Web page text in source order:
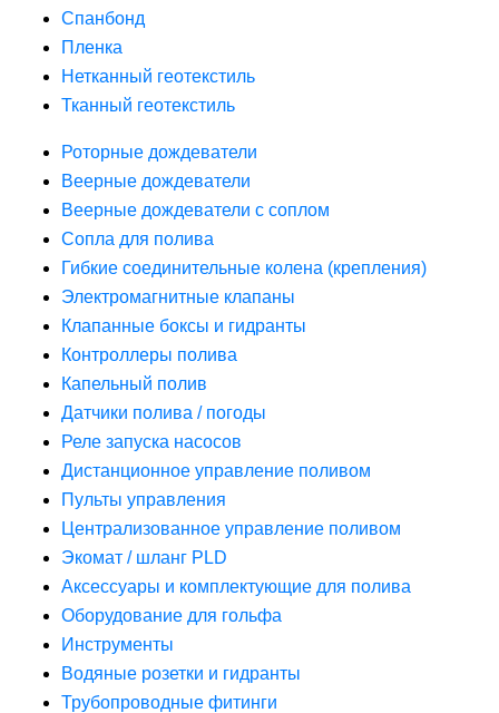
Спанбонд
Пленка
Нетканный геотекстиль
Тканный геотекстиль
Роторные дождеватели
Веерные дождеватели
Веерные дождеватели с соплом
Сопла для полива
Гибкие соединительные колена (крепления)
Электромагнитные клапаны
Клапанные боксы и гидранты
Контроллеры полива
Капельный полив
Датчики полива / погоды
Реле запуска насосов
Дистанционное управление поливом
Пульты управления
Централизованное управление поливом
Экомат / шланг PLD
Аксессуары и комплектующие для полива
Оборудование для гольфа
Инструменты
Водяные розетки и гидранты
Трубопроводные фитинги